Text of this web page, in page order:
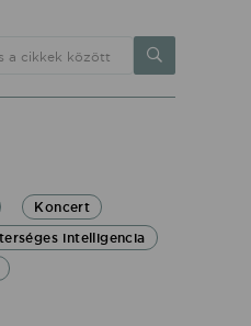
a cikkek között
Koncert
intelligencia